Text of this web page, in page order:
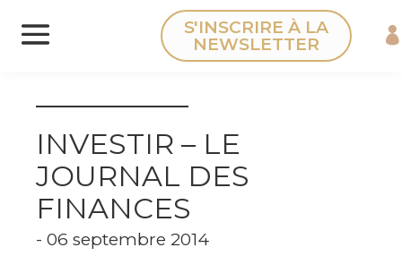
Panneau de gestion des cookies
S'INSCRIRE À LA
NEWSLETTER
INVESTIR – LE
JOURNAL DES
FINANCES
- 06 septembre 2014